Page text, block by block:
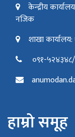
केन्द्रीय
नजिक
शाखा
०९१-
हाम्रो समूह